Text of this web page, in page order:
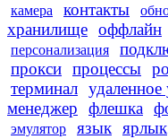
камера контакты
хранилище оффлайн
персонализация
прокси процессы
терминал удаленное
менеджер
флешка
эмулятор
язык ярлык